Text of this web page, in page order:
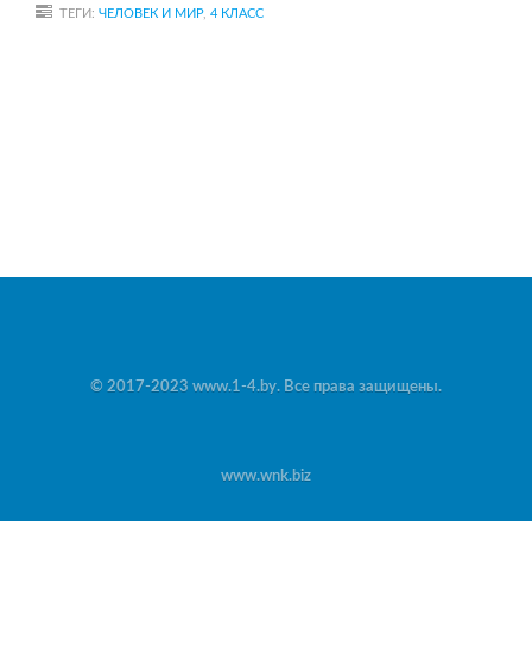
ТЕГИ: ЧЕЛОВЕК И МИР, 4 КЛАСС
© 2017-2023 www.1-4.by. Все права защищены.
www.wnk.biz